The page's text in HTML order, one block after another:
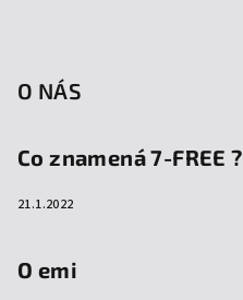
O NÁS
Co znamená 7-FREE ?
21.1.2022
O emi